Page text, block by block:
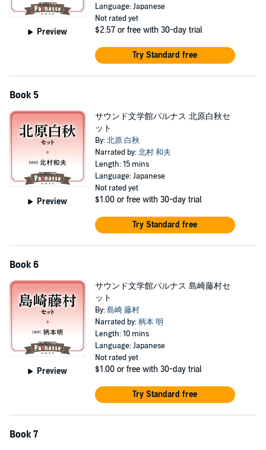
Preview
Language: Japanese
Not rated yet
$2.57 or free with 30-day trial
Try Standard free
Book 5
Preview
サウンド文学館パルナス 北原白秋セ
ット
By:北原 白秋
Narrated by:北村 和夫
Length: 15 mins
Language: Japanese
Not rated yet
$1.00 or free with 30-day trial
Try Standard free
Book 6
Preview
サウンド文学館パルナス 島崎藤村セ
ット
By:島崎 藤村
Narrated by:柄本 明
Length: 10 mins
Language: Japanese
Not rated yet
$1.00 or free with 30-day trial
Try Standard free
Book 7